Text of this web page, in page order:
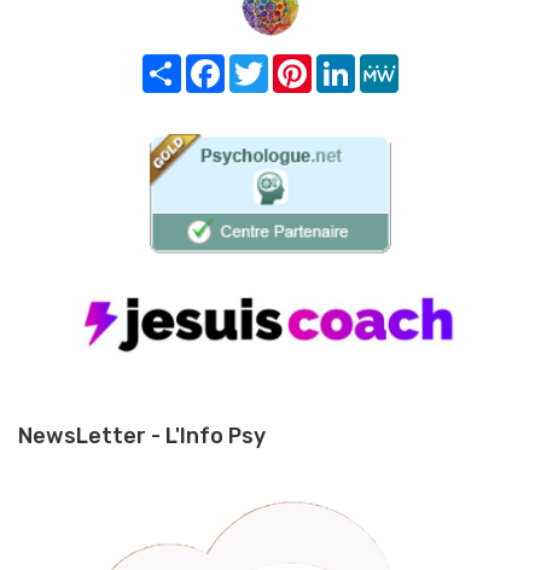
Share FacebookTwitterPinterest
LinkedIn
NewsLetter - L'Info Psy